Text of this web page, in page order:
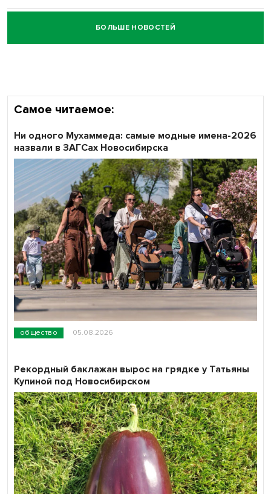
Честный выбор: видеонаблюдение обеспечит
объективность результатов ЕДГ в Новосибирской
БОЛЬШЕ НОВОСТЕЙ
Самое читаемое:
общество 05.08.2026
Ни одного Мухаммеда: самые модные имена-2026
назвали в ЗАГСах Новосибирска
Рекордный баклажан вырос на грядке у Татьяны
Купиной под Новосибирском